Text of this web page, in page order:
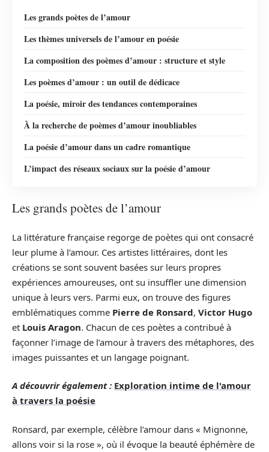
Les grands poètes de l’amour
Les thèmes universels de l’amour en poésie
La composition des poèmes d’amour : structure et style
Les poèmes d’amour : un outil de dédicace
La poésie, miroir des tendances contemporaines
À la recherche de poèmes d’amour inoubliables
La poésie d’amour dans un cadre romantique
L’impact des réseaux sociaux sur la poésie d’amour
Les grands poètes de l’amour
La littérature française regorge de poètes qui ont consacré
leur plume à l’amour. Ces artistes littéraires, dont les
créations se sont souvent basées sur leurs propres
expériences amoureuses, ont su insuffler une dimension
unique à leurs vers. Parmi eux, on trouve des figures
emblématiques comme Pierre de Ronsard, Victor Hugo
et Louis Aragon. Chacun de ces poètes a contribué à
façonner l’image de l’amour à travers des métaphores, des
images puissantes et un langage poignant.
A découvrir également : Exploration intime de l'amour
à travers la poésie
Ronsard, par exemple, célèbre l’amour dans « Mignonne,
allons voir si la rose », où il évoque la beauté éphémère de